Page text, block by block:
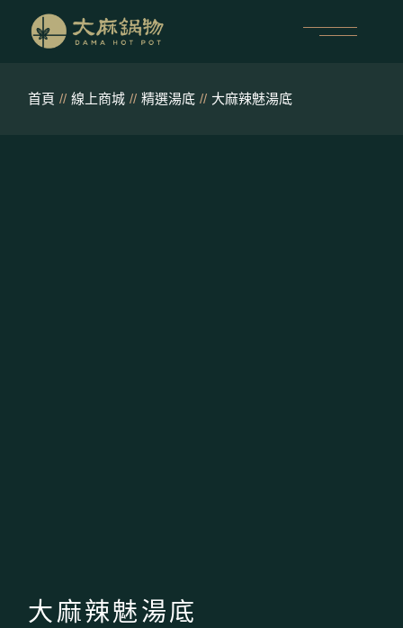
首頁 線上商城 精選湯底 大麻辣魅湯底
大麻辣魅湯底